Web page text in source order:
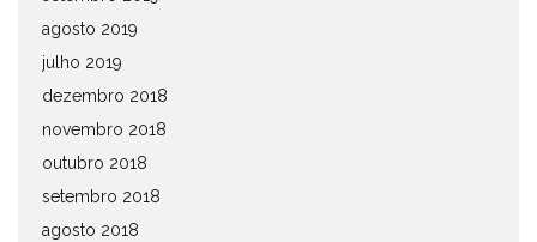
agosto 2019
julho 2019
dezembro 2018
novembro 2018
outubro 2018
setembro 2018
agosto 2018